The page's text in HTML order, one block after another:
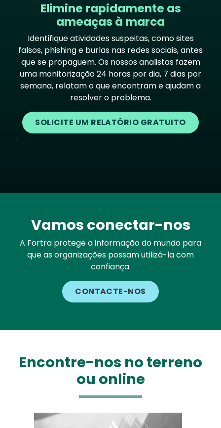
Elimine rapidamente as
ameaças à marca
Identifique atividades suspeitas, como sites
falsos, phishing e burlas nas redes sociais, antes
que se propaguem. Os nossos analistas fazem
uma monitorização 24 horas por dia, 7 dias por
semana, relatam o que encontram e ajudam a
resolver o problema.
SOLICITE UM RELATÓRIO GRATUITO
Vamos conectar-nos
A Fortra protege a informação do mundo para
que as organizações possam utilizá-la com
confiança.
CONTACTE-NOS
Encontre-nos no terreno
ou online